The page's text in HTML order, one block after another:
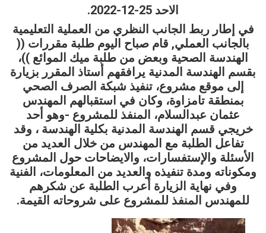
الاحد 25-12-2022.
في إطار ربط الجانب النظري من العملية التعليمية
بالجانب العملي, قام صباح اليوم طلبة مقررات ((
الهندسة الصحية وبعض من طلبة ميك الموائع ))،
بقسم الهندسة المدنية يرافقهم أستاذ المقرر بزيارة
إلى موقع مشروع، تنفيذ شبكة الصرف الصحي
بمنطقة تامزاوة، وكان في استقبالهم المهندس
عثمان عبدالسلام، المنفذ للمشروع -وهو أحد
خريجي قسم الهندسة المدنية بكلية الهندسة ، وقد
تفاعل الطلبة مع المهندس من خلال العديد من
الأسئلة والإستفسارات، والايضاحات حول المشروع
ومكوناته ومدة تنفيذه والعديد من المعلومات، الفنية
وفي نهاية الزيارة أعرب الطلبة عن شكرهم
للمهندس المنفذ للمشروع على شروحاته القيمة.